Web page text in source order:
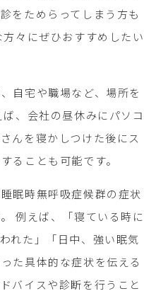
をためらってしまう方も
々にぜひおすすめしたい
自宅や職場など、場所を
、会社の昼休みにパソコ
んを寝かしつけた後にス
ることも可能です。
眠時無呼吸症候群の症状
例えば、「寝ている時に
れた」「日中、強い眠気
た具体的な症状を伝える
バイスや診断を行うこと